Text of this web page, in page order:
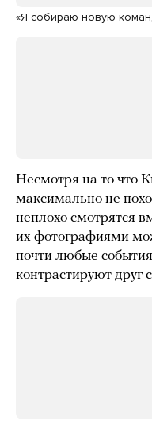
«Я собираю новую
Несмотря на то
максимально не
неплохо смотрятся
их фотографиями
почти любые
контрастируют друг